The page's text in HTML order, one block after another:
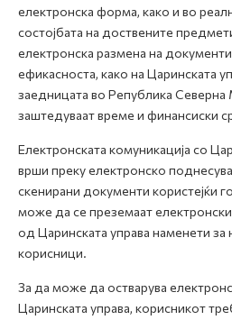
Контакт
Е-Весник
електронска форма, како и во
состојбата на доствените
електронска размена на
ефикасноста, како на Царинската
заедницата во Република Северна
заштедуваат време и финансиски
Електронската комуникација со
врши преку електронско
скенирани документи користејќи
може да се преземаат
од Царинската управа наменети
корисници.
За да може да остварува
Царинската управа, корисникот